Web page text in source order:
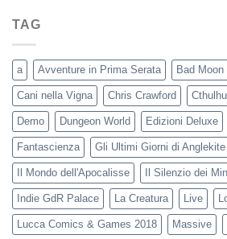
TAG
a Avventure in Prima Serata Bad Moon
Cani nella Vigna Chris Crawford
Demo Dungeon World Edizioni Deluxe
Fantascienza Gli Ultimi Giorni di Anglekite
Il Mondo dell'Apocalisse Il Silenzio dei
Indie GdR Palace La Creatura Live
Lucca Comics & Games 2018 Massive